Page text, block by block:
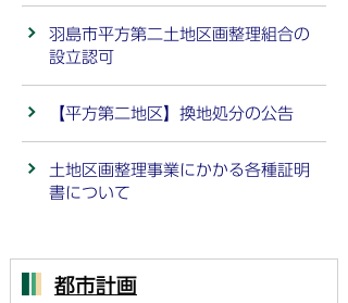
羽島市平方第二土地区画整理組合の
設立認可
【平方第二地区】換地処分の公告
土地区画整理事業にかかる各種証明
書について
都市計画